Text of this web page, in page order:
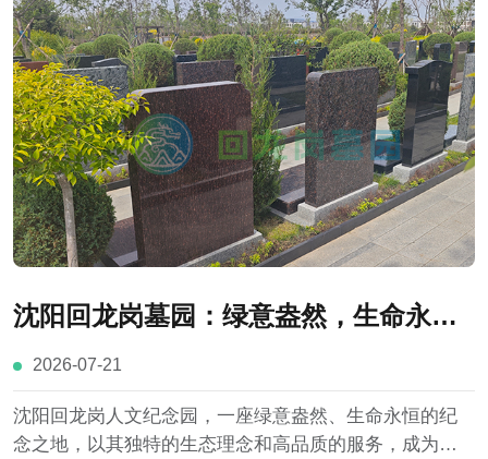
沈阳回龙岗墓园：绿意盎然，生命永恒
的纪念
2026-07-21
沈阳回龙岗人文纪念园，一座绿意盎然、生命永恒的纪
念之地，以其独特的生态理念和高品质的服务，成为城